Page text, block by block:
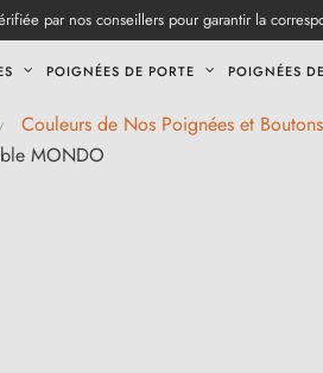
par nos conseillers pour garantir la
POIGNÉES DE PORTE POIGNÉES
Couleurs de Nos Poignées et
MONDO